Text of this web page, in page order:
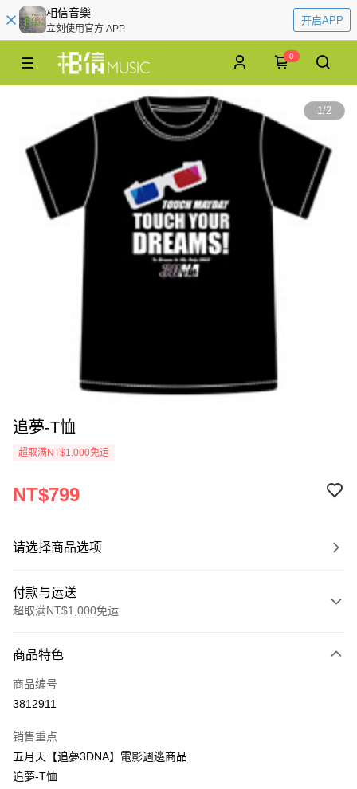
相信音樂
立刻使用官方 APP
开启APP
0
1/2
追夢-T恤
超取满NT$1,000免运
NT$799
请选择商品选项
付款与运送
超取满NT$1,000免运
信用卡一次付款
超商取货付款
Apple Pay
悠遊付
商品特色
商品编号
3812911
销售重点
五月天【追夢3DNA】電影週邊商品
追夢-T恤